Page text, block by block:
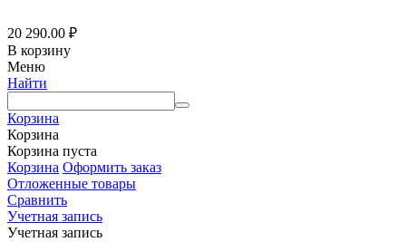
20 290.00 ₽
В корзину
Меню
Найти
Корзина
Корзина
Корзина пуста
Корзина Оформить заказ
Отложенные товары
Сравнить
Учетная запись
Учетная запись